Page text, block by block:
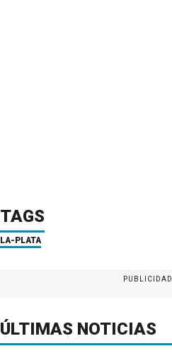
TAGS
LA-PLATA
PUBLICIDAD
ÚLTIMAS NOTICIAS